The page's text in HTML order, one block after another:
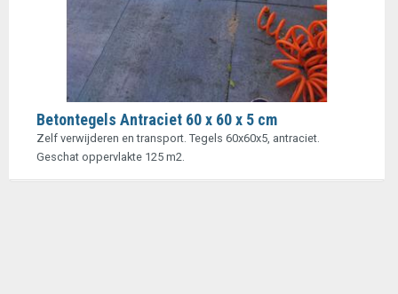
Betontegels Antraciet 60 x 60 x 5 cm
Zelf verwijderen en transport. Tegels 60x60x5, antraciet.
Geschat oppervlakte 125 m2.